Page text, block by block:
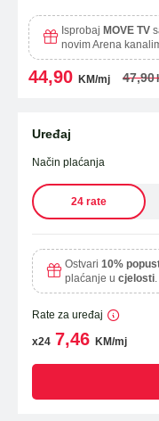
Isprobaj MOVE TV
novim Arena
44,90 KM/mj 47,90
Uređaj
Način plaćanja
24 rate
Ostvari 10%
plaćanje u cjelosti.
Rate za uređaj
x24 7,46 KM/mj